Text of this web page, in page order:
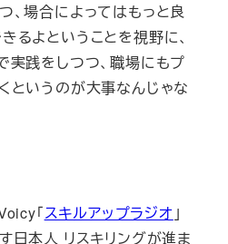
、場合によってはもっと良
るよということを視野に、
実践をしつつ、職場にもプ
というのが大事なんじゃな
「スキルアップラジオ 」
日本人 リスキリングが進ま